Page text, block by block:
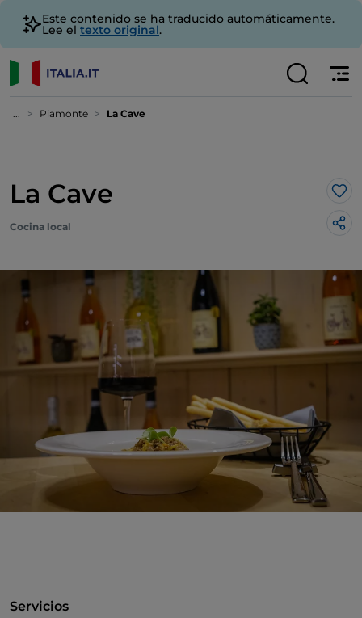
Este contenido se ha traducido automáticamente.
Lee el texto original.
... Piamonte La Cave
La Cave Me
Cocina local
Servicios